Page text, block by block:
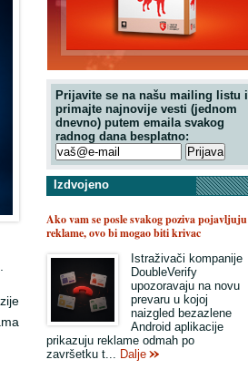
Prijavite se na našu mailing listu i
primajte najnovije vesti (jednom
dnevno) putem emaila svakog
radnog dana besplatno:
Izdvojeno
Ako vam se posle svakog poziva pojavljuju
reklame, ovo bi mogao biti krivac
Istraživači kompanije
DoubleVerify
upozoravaju na novu
prevaru u kojoj
naizgled bezazlene
Android aplikacije
prikazuju reklame odmah po
završetku t... Dalje